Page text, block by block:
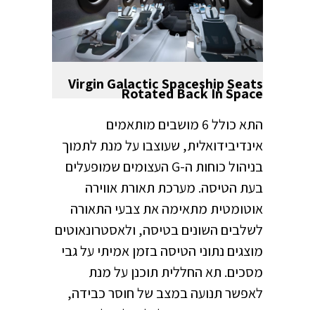
Virgin Galactic Spaceship Seats
Rotated Back In Space
התא כולל 6 מושבים מותאמים
אינדיבידואלית, שעוצבו על מנת לתמוך
בניהול כוחות ה-G העצומים שמופעלים
בעת הטיסה. מערכת תאורת אווירה
אוטומטית מתאימה את צבעי התאורה
לשלבים השונים בטיסה, ולאסטרונאוטים
מוצגים נתוני הטיסה בזמן אמיתי על גבי
מסכים. תא החללית תוכנן על מנת
לאפשר תנועה במצב של חוסר כבידה,